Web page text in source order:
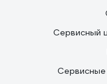
Сервисный
Сервисные